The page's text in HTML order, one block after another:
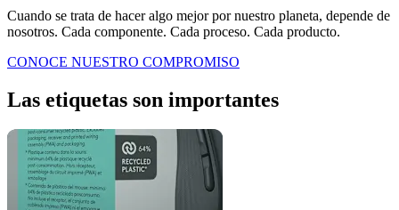
Cuando se trata de hacer algo mejor por nuestro planeta, depende de
nosotros. Cada componente. Cada proceso. Cada producto.
CONOCE NUESTRO COMPROMISO
Las etiquetas son importantes